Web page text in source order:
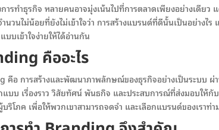
ารทำธุรกิจ หลายคนอาจมุ่งเน้นไปที่การตลาดเพียงอย่างเดีย
นวนไม่น้อยที่ยังไม่เข้าใจว่า การสร้างแบรนด์ที่ดีนั้นเป็นอย่าง
บบเข้าใจง่ายให้ได้อ่านกัน
คืออะไร
คือ การสร้างและพัฒนาภาพลักษณ์ของธุรกิจอย่างเป็นระบบ ผ่
แบบ เรื่องราว วิสัยทัศน์ พันธกิจ และประสบการณ์ที่ส่งมอบให้
บริโภค เพื่อให้พวกเขาสามารถจดจำ และเลือกแบรนด์ของเราท่